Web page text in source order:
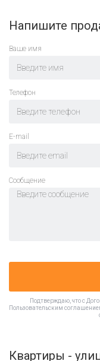
Напишите
Ваше имя
Телефон
E-mail
Cообщение
Подтверждаю, что с
Пользовательским
Квартиры -